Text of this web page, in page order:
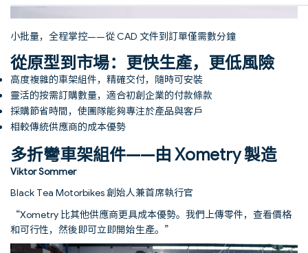
小批量，全程掌控——從 CAD 文件到訂單僅需數分鐘
從原型到市場：更快生產，更低風險
高度複雜的車架組件，精確交付，隨時可安裝
靈活的按需訂購數量，適合初創企業的付款條款
採購節省時間，使團隊能夠專注於產品與客戶
相較傳統供應商的成本優勢
多折彎車架組件——由 Xometry 製造
Viktor Sommer
Black Tea Motorbikes 創始人兼首席執行官
“Xometry 比其他供應商更具成本優勢。我們上傳零件，查看價格
和可行性，然後即可立即開始生產。”